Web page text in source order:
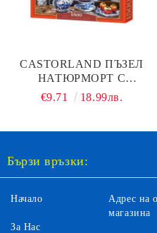
CASTORLAND ПЪЗЕЛ
НАТЮРМОРТ С
ЛАЛЕТА1500 ЧАСТИ -
€9.71 18.99лв.
Бързи връзки:
Начало
За Нас
Адрес на
магазина